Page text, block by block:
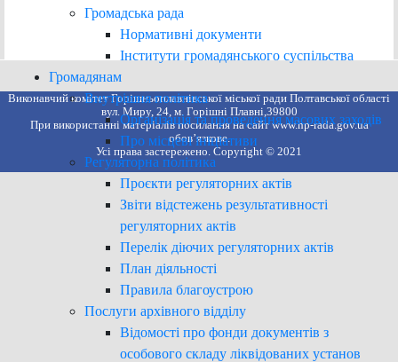
Громадська рада
Нормативні документи
Інститути громадянського суспільства
Громадянам
Внутрішня політика
Організація та проведення масових заходів
Про місцеві ініціативи
Регуляторна політика
Проєкти регуляторних актів
Звіти відстежень результативності
регуляторних актів
Перелік діючих регуляторних актів
План діяльності
Правила благоустрою
Послуги архівного відділу
Відомості про фонди документів з
особового складу ліквідованих установ
Виконавчий комітет Горішньоплавнівської міської ради Полтавської області
вул. Миру, 24, м. Горішні Плавні,39800
При використанні матеріалів посилання на сайт www.hp-rada.gov.ua
обов’язкове.
Усі права застережено. Copyright © 2021